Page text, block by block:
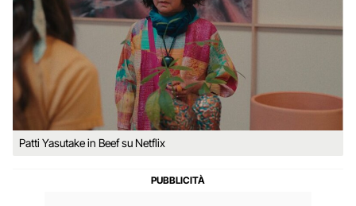
Patti Yasutake in Beef su Netflix